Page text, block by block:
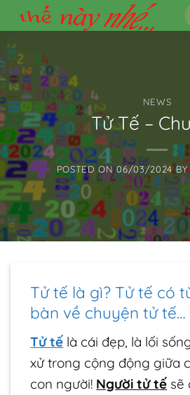
Skip
to
content
NEWS
Tử Tế –
POSTED ON06/03/2024
Tử tế là gì? Tử tế có
bàn về chuyện tử tế…
Tử tế là cái đẹp, là lối
xử trong cộng động giữa
con người! Người tử tế sẽ